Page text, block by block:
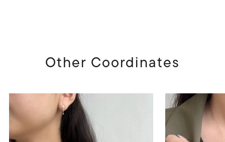
Other Coordinates